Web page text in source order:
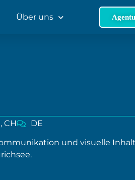
Über uns
CH
DE
und visuelle